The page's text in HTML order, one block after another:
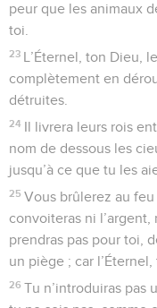
peur que les animaux
toi.
23 L’Éternel, ton Dieu,
complètement en
détruites.
24 Il livrera leurs rois
nom de dessous les
jusqu’à ce que tu les
25 Vous brûlerez au
convoiteras ni l’argent,
prendras pas pour toi,
un piège ; car
26 Tu n’introduiras pas